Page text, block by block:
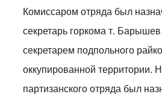
Комиссаром отряда был
секретарь горкома т.
секретарем подпольного
оккупированной территории.
партизанского отряда был